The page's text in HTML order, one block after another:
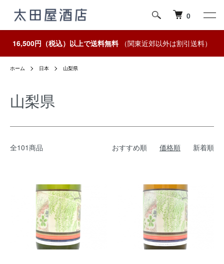
0
16,500円（税込）以上で送料無料（関東近郊以外は割引送料）
ホーム 日本 山梨県
山梨県
全101商品 おすすめ順 価格順 新着順